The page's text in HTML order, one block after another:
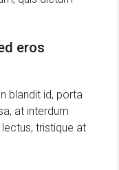
eros
blandit id, porta
at interdum
tristique at